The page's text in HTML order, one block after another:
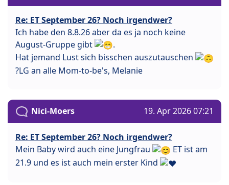
Re: ET September 26? Noch irgendwer?
Ich habe den 8.8.26 aber da es ja noch keine
August-Gruppe gibt
.
Hat jemand Lust sich bisschen auszutauschen
?LG an alle Mom-to-be's, Melanie
Nici-Moers 19. Apr 2026 07:21
Re: ET September 26? Noch irgendwer?
Mein Baby wird auch eine Jungfrau
ET ist am
21.9 und es ist auch mein erster Kind